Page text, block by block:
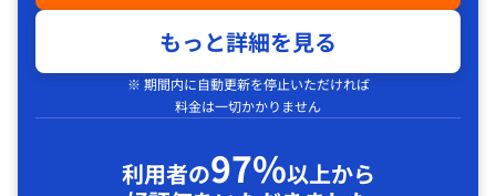
もっと詳細を見る
※ 期間内に自動更新を停止いただければ
料金は一切かかりません
利用者の97%以上から